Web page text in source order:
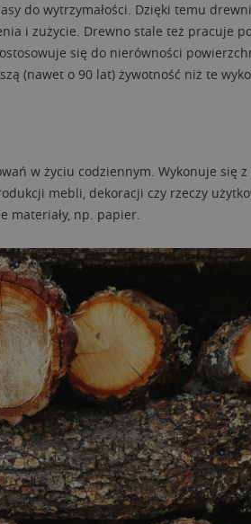
do wytrzymałości. Dzięki temu
i zużycie. Drewno stale też pracuje
się do nierówności
(nawet o 90 lat) żywotność niż te
w życiu codziennym. Wykonuje się
mebli, dekoracji czy rzeczy
materiały, np. papier.